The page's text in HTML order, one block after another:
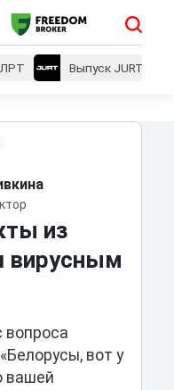
ЛРТ Выпуск JURT
из
вирусным
вопроса
вот у
вашей